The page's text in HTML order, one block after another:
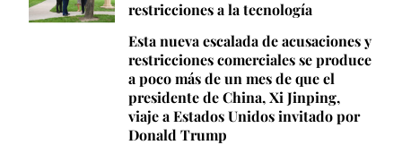
restricciones a la tecnología
Esta nueva escalada de acusaciones y
restricciones comerciales se produce
a poco más de un mes de que el
presidente de China, Xi Jinping,
viaje a Estados Unidos invitado por
Donald Trump